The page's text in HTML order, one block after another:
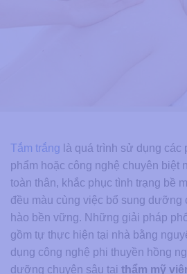
Tắm trắng là quá trình sử dụng
phẩm hoặc công nghệ chuyên biệt
toàn thân, khắc phục tình trạng bề
đều màu cùng việc bổ sung dưỡng
hào bền vững. Những giải pháp
gồm tự thực hiện tại nhà bằng
dụng công nghệ phi thuyền hồng
dưỡng chuyên sâu tại thẩm mỹ